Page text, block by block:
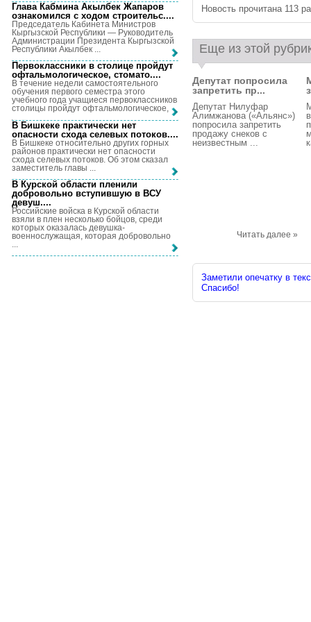
Новость прочитана 113
Еще из этой
Депутат попросила
запретить пр...
Депутат Нилуфар
Алимжанова («Альянс»)
попросила запретить
продажу снеков с
неизвестным ...
Читать далее »
Заметили опечатку в
Спасибо!
Глава Кабмина Акылбек Жапаров
ознакомился с ходом строительс....
Председатель Кабинета Министров
Кыргызской Республики — Руководитель
Администрации Президента Кыргызской
Республики Акылбек ...
Первоклассники в столице пройдут
офтальмологическое, стомато....
В течение недели самостоятельного
обучения первого семестра этого
учебного года учащиеся первоклассников
столицы пройдут офтальмологическое, ...
В Бишкеке практически нет
опасности схода селевых потоков....
В Бишкеке относительно других горных
районов практически нет опасности
схода селевых потоков. Об этом сказал
заместитель главы ...
В Курской области пленили
добровольно вступившую в ВСУ
девуш....
Российские войска в Курской области
взяли в плен несколько бойцов, среди
которых оказалась девушка-
военнослужащая, которая добровольно
...